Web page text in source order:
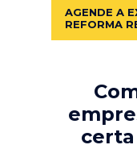
AGENDE A
REFORMA
certa